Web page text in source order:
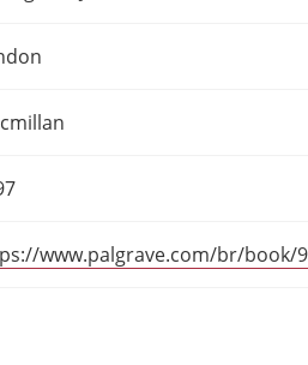
www.palgrave.com/br/book/